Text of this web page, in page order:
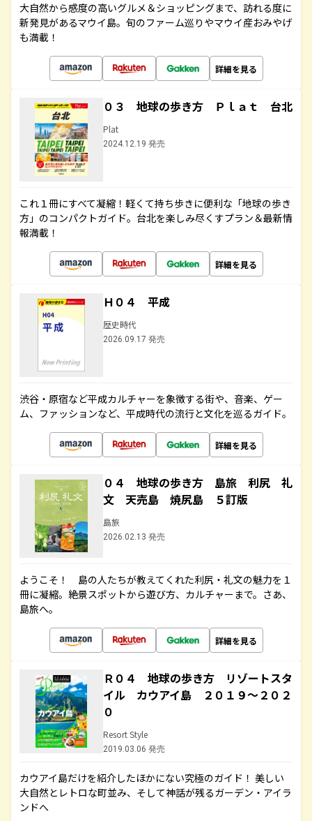
大自然から感度の高いグルメ＆ショッピングまで、訪れる度に
新発見があるマウイ島。旬のファーム巡りやマウイ産おみやげ
も満載！
詳細を見る
０３ 地球の歩き方 Ｐｌａｔ 台北
Plat
2024.12.19 発売
これ１冊にすべて凝縮！軽くて持ち歩きに便利な「地球の歩き
方」のコンパクトガイド。台北を楽しみ尽くすプラン＆最新情
報満載！
詳細を見る
Ｈ０４ 平成
歴史時代
2026.09.17 発売
渋谷・原宿など平成カルチャーを象徴する街や、音楽、ゲー
ム、ファッションなど、平成時代の流行と文化を巡るガイド。
詳細を見る
０４ 地球の歩き方 島旅 利尻 礼
文 天売島 焼尻島 ５訂版
島旅
2026.02.13 発売
ようこそ！ 島の人たちが教えてくれた利尻・礼文の魅力を１
冊に凝縮。絶景スポットから遊び方、カルチャーまで。さあ、
島旅へ。
詳細を見る
Ｒ０４ 地球の歩き方 リゾートスタ
イル カウアイ島 ２０１９～２０２
０
Resort Style
2019.03.06 発売
カウアイ島だけを紹介したほかにない究極のガイド！ 美しい
大自然とレトロな町並み、そして神話が残るガーデン・アイラ
ンドへ